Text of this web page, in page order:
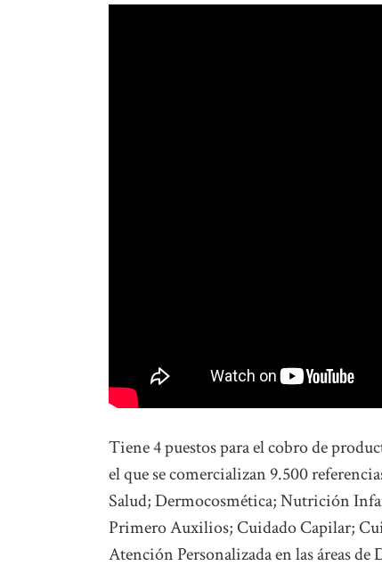
Tiene 4 puestos para el cobro de
el que se comercializan 9.500
Salud; Dermocosmética; Nutrición
Primero Auxilios; Cuidado Capilar;
Atención Personalizada en las áreas